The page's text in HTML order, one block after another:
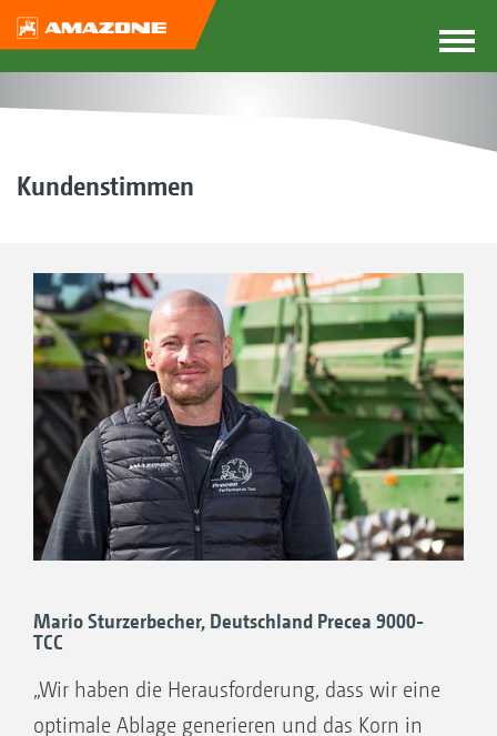
Kundenstimmen
Mario Sturzerbecher, Deutschland Precea 9000-
TCC
„Wir haben die Herausforderung, dass wir eine
optimale Ablage generieren und das Korn in